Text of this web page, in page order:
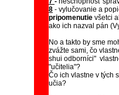
8 - vylučovanie a
pripomenutie všetci
ako ich nazval pán
No a takto by sme
zvážte sami, čo
shui odborníci"
"učitelia"?
Čo ich vlastne v tých
učia?